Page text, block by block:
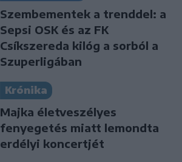
Szembementek a trenddel: a
Sepsi OSK és az FK
Csíkszereda kilóg a sorból a
Szuperligában
Krónika
Majka életveszélyes
fenyegetés miatt lemondta
erdélyi koncertjét